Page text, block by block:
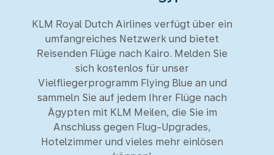
KLM Royal Dutch Airlines verfügt über ein
umfangreiches Netzwerk und bietet
Reisenden Flüge nach Kairo. Melden Sie
sich kostenlos für unser
Vielfliegerprogramm Flying Blue an und
sammeln Sie auf jedem Ihrer Flüge nach
Ägypten mit KLM Meilen, die Sie im
Anschluss gegen Flug-Upgrades,
Hotelzimmer und vieles mehr einlösen